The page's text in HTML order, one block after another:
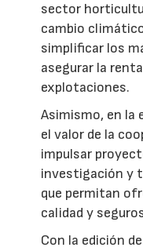
sector
cambio
simplificar los
asegurar la
explotaciones.
Asimismo, en la
el valor de la
impulsar
investigación y
que permitan
calidad y
Con la edición